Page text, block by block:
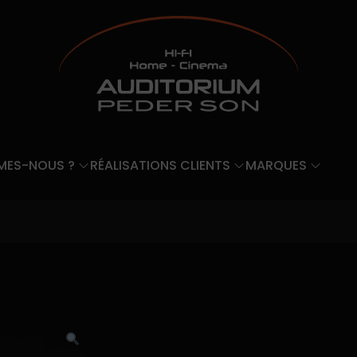
NOUS ? RÉALISATIONS CLIENTS MARQUES